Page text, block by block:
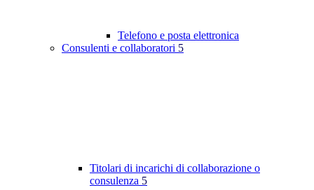
Telefono e posta elettronica
Consulenti e collaboratori 5
Titolari di incarichi di collaborazione o
consulenza 5